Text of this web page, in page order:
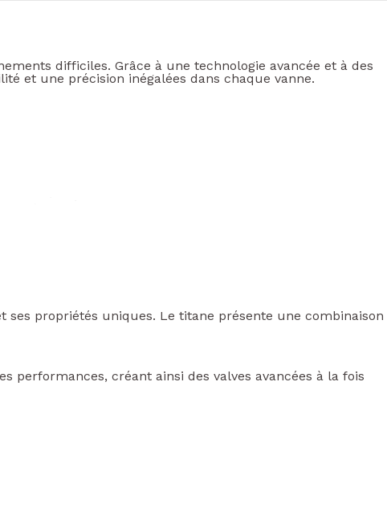
difficiles. Grâce à une technologie avancée et à des
et une précision inégalées dans chaque vanne.
propriétés uniques. Le titane présente une combinaison
créant ainsi des valves avancées à la fois